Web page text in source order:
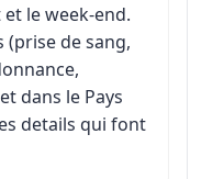
le week-end.
(prise de sang,
dans le Pays
details qui font